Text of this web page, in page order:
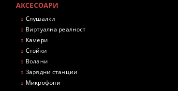
АКСЕСОАРИ
Слушалки
Виртуална реалност
Камери
Стойки
Волани
Зарядни станции
Микрофони